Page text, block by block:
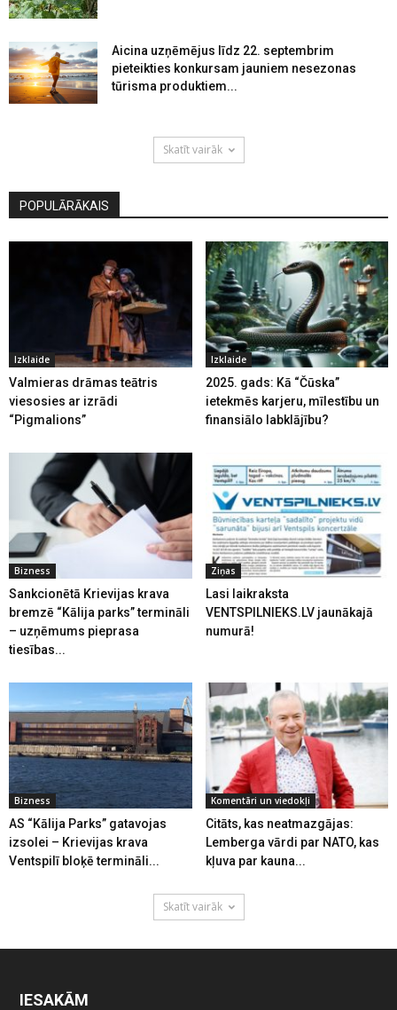
Aicina uzņēmējus līdz 22. septembrim
pieteikties konkursam jauniem nesezonas
tūrisma produktiem...
Skatīt vairāk
POPULĀRĀKAIS
Izklaide
Valmieras drāmas teātris
viesosies ar izrādi
“Pigmalions”
Izklaide
2025. gads: Kā “Čūska”
ietekmēs karjeru, mīlestību un
finansiālo labklājību?
Bizness
Sankcionētā Krievijas krava
bremzē “Kālija parks” termināli
– uzņēmums pieprasa
tiesības...
Ziņas
Lasi laikraksta
VENTSPILNIEKS.LV jaunākajā
numurā!
Bizness
AS “Kālija Parks” gatavojas
izsolei – Krievijas krava
Ventspilī bloķē termināli...
Komentāri un viedokļi
Citāts, kas neatmazgājas:
Lemberga vārdi par NATO, kas
kļuva par kauna...
Skatīt vairāk
IESAKĀM